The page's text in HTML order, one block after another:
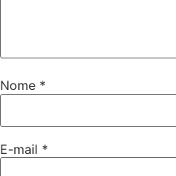
Nome *
E-mail *